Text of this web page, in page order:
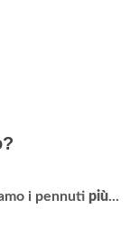
i pennuti più...